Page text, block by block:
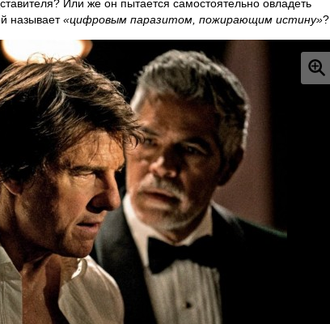
Или же он пытается самостоятельно овладеть
называет«цифровым паразитом, пожирающим истину»?